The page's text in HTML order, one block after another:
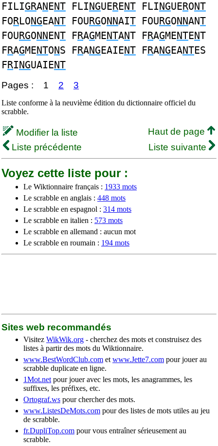
FILIGRANENT FLINGUERENT FLINGUERONT
FORLONGEANT FOURGONNAIT FOURGONNANT
FOURGONNENT FRAGMENTANT FRAGMENTENT
FRAGMENTONS FRANGEAIENT FRANGEANTES
FRINGUAIENT
Pages : 1 2 3
Liste conforme à la neuvième édition du dictionnaire officiel du
scrabble.
Modifier la liste
Haut de page
Liste précédente
Liste suivante
Voyez cette liste pour :
Le Wiktionnaire français : 1933 mots
Le scrabble en anglais : 448 mots
Le scrabble en espagnol : 314 mots
Le scrabble en italien : 573 mots
Le scrabble en allemand : aucun mot
Le scrabble en roumain : 194 mots
Sites web recommandés
Visitez WikWik.org - cherchez des mots et construisez des
listes à partir des mots du Wiktionnaire.
www.BestWordClub.com et www.Jette7.com pour jouer au
scrabble duplicate en ligne.
1Mot.net pour jouer avec les mots, les anagrammes, les
suffixes, les préfixes, etc.
Ortograf.ws pour chercher des mots.
www.ListesDeMots.com pour des listes de mots utiles au jeu
de scrabble.
fr.DupliTop.com pour vous entraîner sérieusement au
scrabble.